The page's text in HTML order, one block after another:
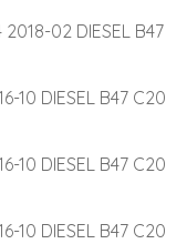
2018-02 DIESEL B47
10 DIESEL B47 C20
10 DIESEL B47 C20
10 DIESEL B47 C20